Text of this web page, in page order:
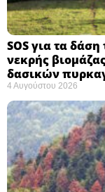
SOS για τα
νεκρής
δασικών
4 Αυγούστου 2026